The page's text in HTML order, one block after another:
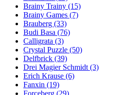
Brainy Trainy (15)
Brainy Games (7)
Brauberg (33)
Budi Basa (76)
Calligrata (3)
Crystal Puzzle (50)
Delfbrick (39)
Drei Magier Schmidt (3)
Erich Krause (6)
Fanxin (19)
Forceberg (29)